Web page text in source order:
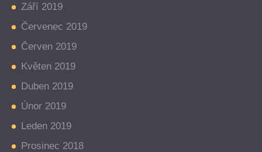
Září 2019
Červenec 2019
Červen 2019
Květen 2019
Duben 2019
Únor 2019
Leden 2019
Prosinec 2018